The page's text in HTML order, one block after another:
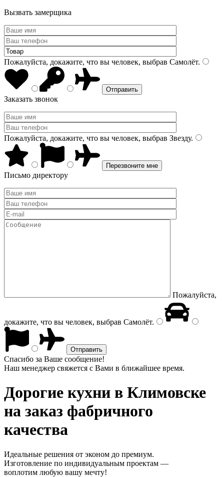
Вызвать замерщика
Пожалуйста, докажите, что вы человек, выбрав Самолёт.
Заказать звонок
Пожалуйста, докажите, что вы человек, выбрав Звезду.
Письмо директору
Пожалуйста,
докажите, что вы человек, выбрав Самолёт.
Спасибо за Ваше сообщение!
Наш менеджер свяжется с Вами в ближайшее время.
Дорогие кухни в Климовске
на заказ фабричного
качества
Идеальные решения от эконом до премиум.
Изготовление по индивидуальным проектам —
воплотим любую вашу мечту!